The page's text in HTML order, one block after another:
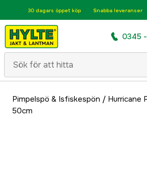
30 dagars öppet köp Snabba leveranser
0345
Pimpelspö & Isfiskespön / Hurricane
50cm